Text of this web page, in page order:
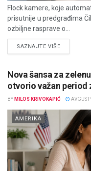
Flock kamere, koje
prisutnije u predgrađima
ozbiljne rasprave o...
SAZNAJTE VIŠEDETAILS
Nova šansa za
otvorio važan period
BY MILOS KRIVOKAPIĆ
AMERIKA